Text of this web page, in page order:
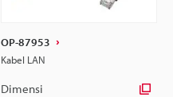
OP-87953
Kabel LAN
Dimensi